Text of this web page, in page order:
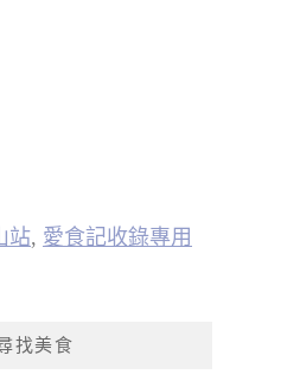
站, 愛食記收錄專用
找美食